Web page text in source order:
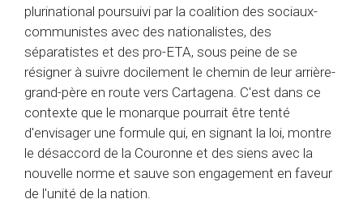
plurinational poursuivi par la coalition des sociaux-
communistes avec des nationalistes, des
séparatistes et des pro-ETA, sous peine de se
résigner à suivre docilement le chemin de leur arrière-
grand-père en route vers Cartagena. C'est dans ce
contexte que le monarque pourrait être tenté
d'envisager une formule qui, en signant la loi, montre
le désaccord de la Couronne et des siens avec la
nouvelle norme et sauve son engagement en faveur
de l'unité de la nation.